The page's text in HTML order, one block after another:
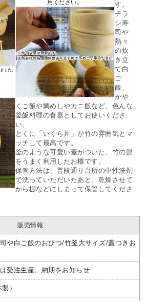
す。
チラ
シ寿
司や
熱々
の炊
き立
て白
ご
飯、
かや
くご飯や鯛めしやカニ飯など、色んな
釜飯料理の食器としてお使いくださ
い。
とくに「いくら丼」が竹の雰囲気とマ
ッチして最高です。
釜のような可愛い蓋がついた、竹の節
をうまく利用したお櫃です。
保管方法は、普段通り台所の中性洗剤
で洗っていただいたあと、乾燥させて
から棚などにしまって保管してくださ
販売情報
や白ご飯のおひつ/竹釜大サイズ/蓋つきお
受注生産。納期をお知らせ
）